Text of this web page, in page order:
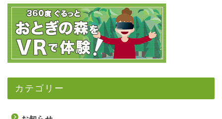
カテゴリー